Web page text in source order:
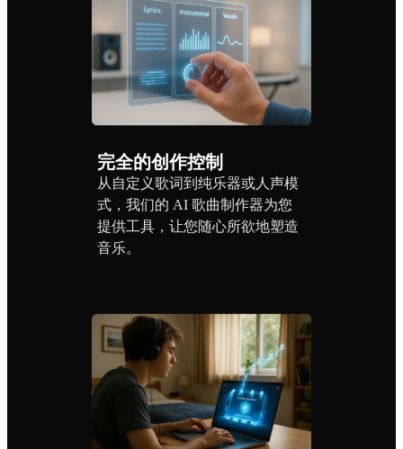
完全的创作控制
从自定义歌词到纯乐器或人声模
式，我们的 AI 歌曲制作器为您
提供工具，让您随心所欲地塑造
音乐。